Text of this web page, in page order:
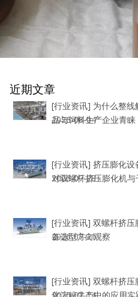
近期文章
[行业资讯] 为什么整线
品与饲料生产企业青睐
2026-08-04
[行业资讯] 挤压膨化设
对双螺杆挤压膨化机与
2026-07-28
[行业资讯] 双螺杆挤压
备选型方向观察
2026-07-21
[行业资讯] 双螺杆挤压